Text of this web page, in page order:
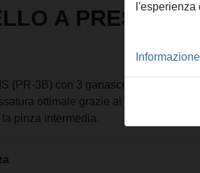
A
(PR-3B) con 3 ganasce per
ottimale grazie al movimento
pinza intermedia.